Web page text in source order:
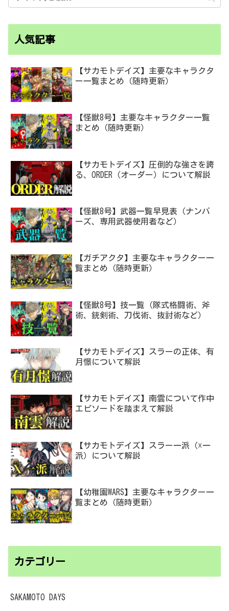
人気記事
【サカモトデイズ】主要なキャラクタ
ー一覧まとめ（随時更新）
【怪獣8号】主要なキャラクター一覧
まとめ（随時更新）
【サカモトデイズ】圧倒的な強さを誇
る、ORDER（オーダー）について解説
【怪獣8号】武器一覧早見表（ナンバ
ーズ、専用武器使用者など）
【ガチアクタ】主要なキャラクター一
覧まとめ（随時更新）
【怪獣8号】技一覧（隊式格闘術、斧
術、銃剣術、刀伐術、抜討術など）
【サカモトデイズ】スラーの正体、有
月憬について解説
【サカモトデイズ】南雲について作中
エピソードを踏まえて解説
【サカモトデイズ】スラー一派（☓一
派）について解説
【幼稚園WARS】主要なキャラクター一
覧まとめ（随時更新）
カテゴリー
SAKAMOTO DAYS